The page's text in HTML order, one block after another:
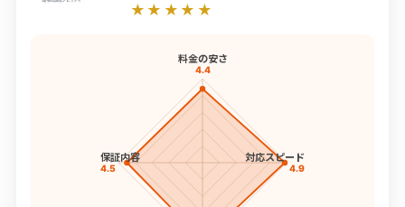
★★★★★
料金の安さ
4.4
対応スピード
4.9
保証内容
4.5